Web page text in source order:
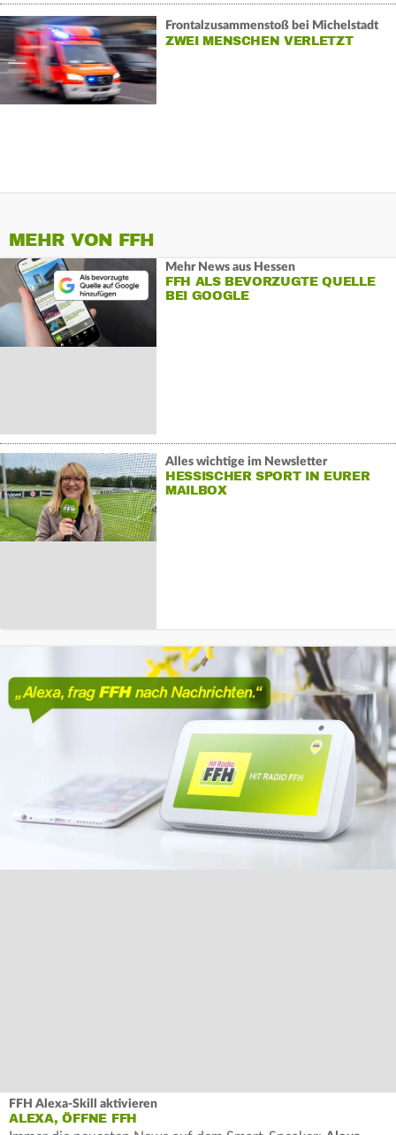
Frontalzusammenstoß bei Michelstadt
ZWEI MENSCHEN VERLETZT
MEHR VON FFH
Mehr News aus Hessen
FFH ALS BEVORZUGTE QUELLE
BEI GOOGLE
Alles wichtige im Newsletter
HESSISCHER SPORT IN EURER
MAILBOX
FFH Alexa-Skill aktivieren
ALEXA, ÖFFNE FFH